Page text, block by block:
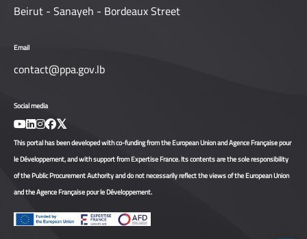
Beirut - Sanayeh - Bordeaux Street
Email
contact@ppa.gov.lb
Social media
This portal has been developed with co-funding from the European Union and Agence Française pour
le Développement, and with support from Expertise France. Its contents are the sole responsibility
of the Public Procurement Authority and do not necessarily reflect the views of the European Union
and the Agence Française pour le Développement.